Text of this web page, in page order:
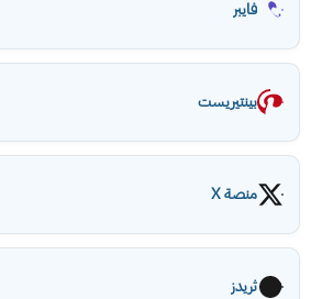
فايبر
بينتيريست
منصة X
ثريدز